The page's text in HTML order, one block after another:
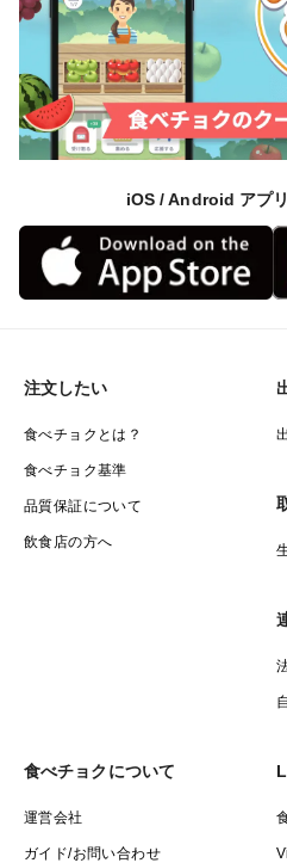
iOS / Android アプ
注文したい
食べチョクとは？
食べチョク基準
品質保証について
飲食店の方へ
食べチョクについて
運営会社
ガイド/お問い合わせ